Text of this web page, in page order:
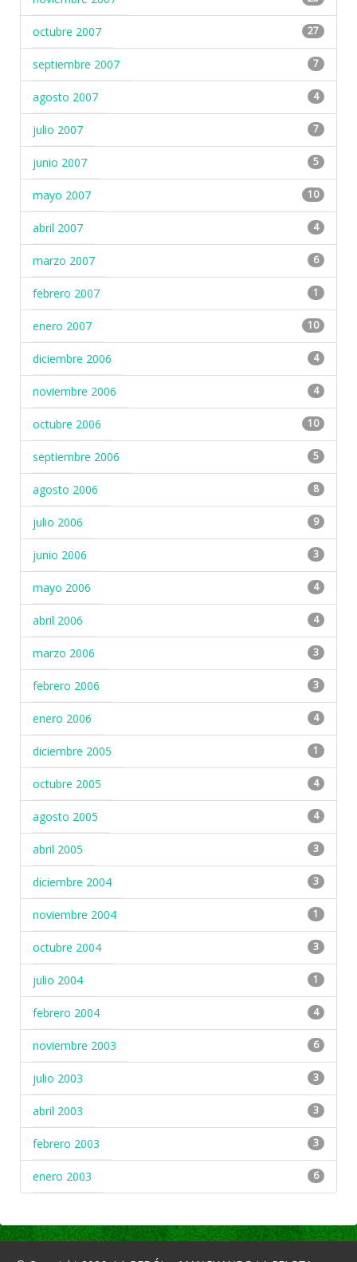
octubre 2007 27
septiembre 2007 7
agosto 2007 4
julio 2007 7
junio 2007 5
mayo 2007 10
abril 2007 4
marzo 2007 6
febrero 2007 1
enero 2007 10
diciembre 2006 4
noviembre 2006 4
octubre 2006 10
septiembre 2006 5
agosto 2006 8
julio 2006 9
junio 2006 3
mayo 2006 4
abril 2006 4
marzo 2006 3
febrero 2006 3
enero 2006 4
diciembre 2005 1
octubre 2005 4
agosto 2005 4
abril 2005 3
diciembre 2004 3
noviembre 2004 1
octubre 2004 3
julio 2004 1
febrero 2004 4
noviembre 2003 6
julio 2003 3
abril 2003 3
febrero 2003 3
enero 2003 6